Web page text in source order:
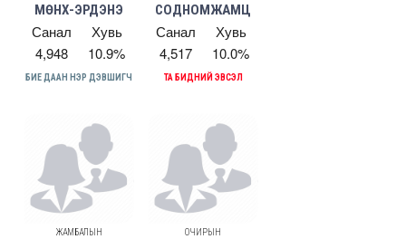
МӨНХ-ЭРДЭНЭ
Санал
Хувь
4,948
10.9%
БИЕ ДААН НЭР ДЭВШИГЧ
СОДНОМЖАМЦ
Санал
Хувь
4,517
10.0%
ТА БИДНИЙ ЭВСЭЛ
ЖАМБАЛЫН ОЧИРЫН